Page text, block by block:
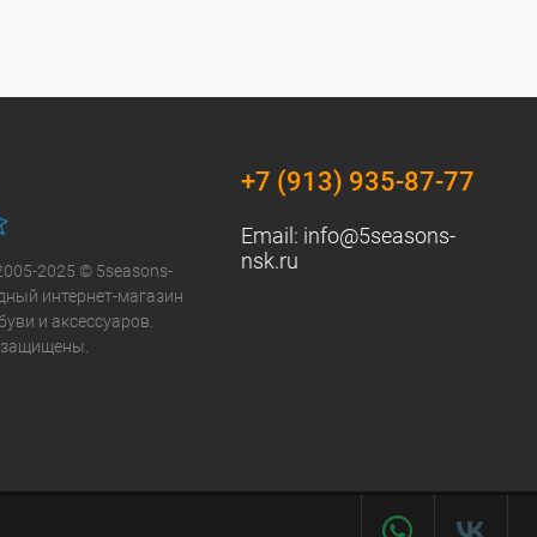
2025 © 5seasons-
интернет-магазин
и аксессуаров.
защищены.
+7 (913) 935-87-77
Email: info@5seasons-
nsk.ru